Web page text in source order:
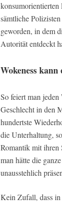
konsumorientierten
sämtliche
geworden, in dem
Autorität entdeckt
Wokeness
So feiert man
Geschlecht in den
hundertste
die Unterhaltung,
Romantik mit ihren
man hätte die
unausstehlich
Kein Zufall, dass